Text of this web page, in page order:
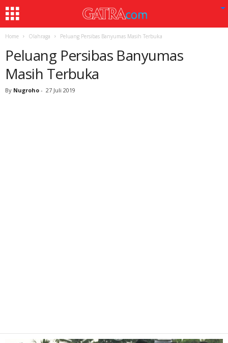
Home Olahraga Peluang Persibas Banyumas Masih Terbuka
Peluang Persibas Banyumas
Masih Terbuka
By Nugroho - 27 Juli 2019